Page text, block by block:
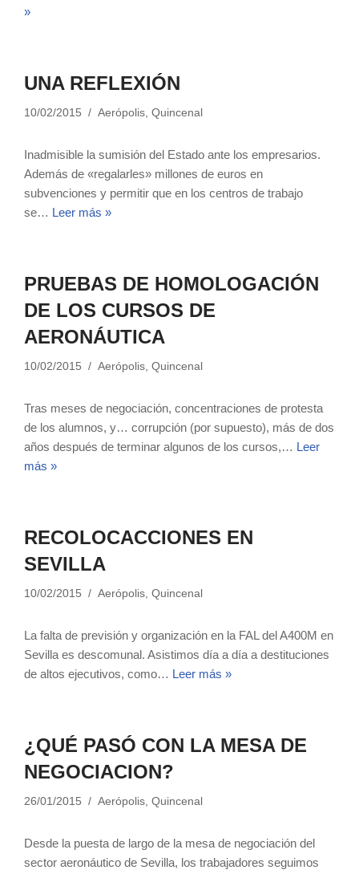
»
UNA REFLEXIÓN
10/02/2015 Aerópolis, Quincenal
Inadmisible la sumisión del Estado ante los empresarios.
Además de «regalarles» millones de euros en
subvenciones y permitir que en los centros de trabajo
se… Leer más »
PRUEBAS DE HOMOLOGACIÓN
DE LOS CURSOS DE
AERONÁUTICA
10/02/2015 Aerópolis, Quincenal
Tras meses de negociación, concentraciones de protesta
de los alumnos, y… corrupción (por supuesto), más de dos
años después de terminar algunos de los cursos,… Leer
más »
RECOLOCACCIONES EN
SEVILLA
10/02/2015 Aerópolis, Quincenal
La falta de previsión y organización en la FAL del A400M en
Sevilla es descomunal. Asistimos día a día a destituciones
de altos ejecutivos, como… Leer más »
¿QUÉ PASÓ CON LA MESA DE
NEGOCIACION?
26/01/2015 Aerópolis, Quincenal
Desde la puesta de largo de la mesa de negociación del
sector aeronáutico de Sevilla, los trabajadores seguimos